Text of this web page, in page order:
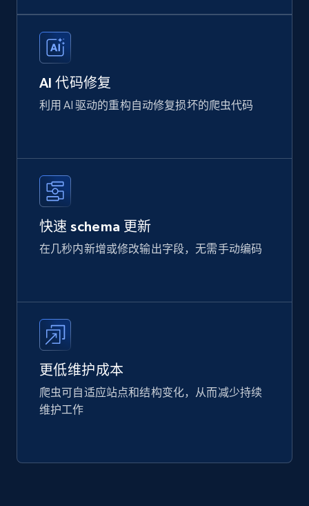
AI 代码修复
利用 AI 驱动的重构自动修复损坏的爬虫代码
快速 schema 更新
在几秒内新增或修改输出字段，无需手动编码
更低维护成本
爬虫可自适应站点和结构变化，从而减少持续
维护工作